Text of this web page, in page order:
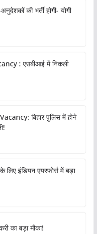
की भर्ती होगी- योगी
: एसबीआई में निकली
बिहार पुलिस में होने
लिए इंडियन एयरफोर्स में बड़ा
का बड़ा मौका!